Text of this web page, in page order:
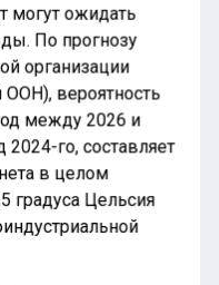
могут ожидать
По прогнозу
организации
ООН), вероятность
между 2026 и
го, составляет
в целом
градуса Цельсия